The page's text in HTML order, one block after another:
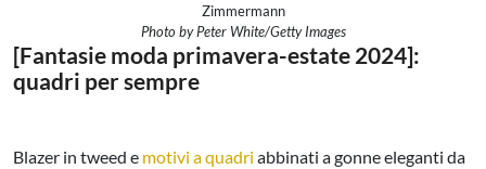
Zimmermann
Photo by Peter White/Getty Images
[Fantasie moda primavera-estate 2024]:
quadri per sempre
Blazer in tweed e motivi a quadri abbinati a gonne eleganti da